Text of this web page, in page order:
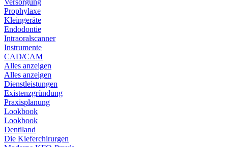
Versorgung
Prophylaxe
Kleingeräte
Endodontie
Intraoralscanner
Instrumente
CAD/CAM
Alles anzeigen
Alles anzeigen
Dienstleistungen
Existenzgründung
Praxisplanung
Lookbook
Lookbook
Dentiland
Die Kieferchirurgen